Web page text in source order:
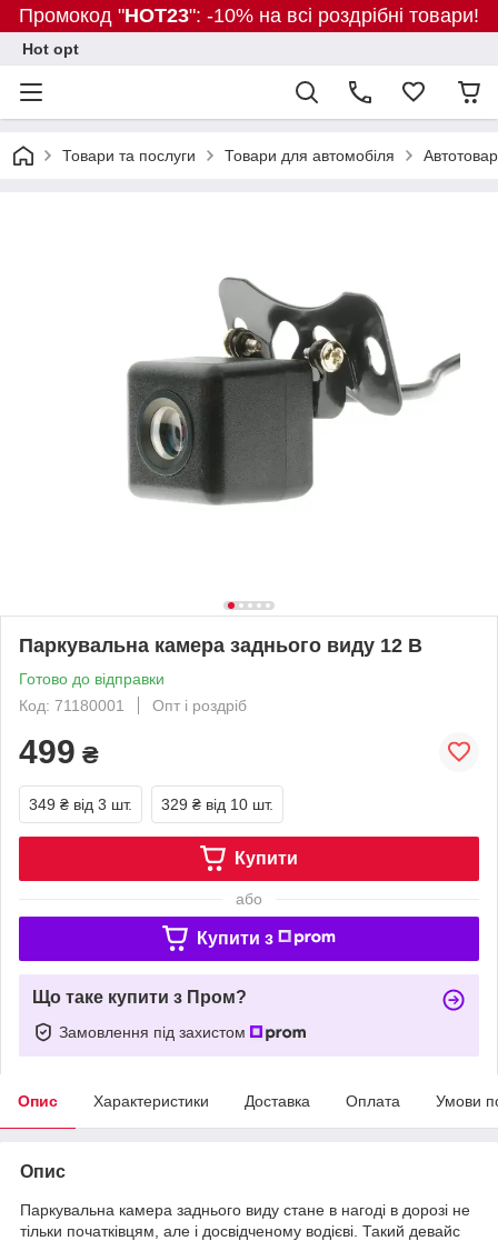
Промокод "HOT23": -10% на всі роздрібні товари!
Hot opt
Товари та послуги Товари для автомобіля
Паркувальна камера заднього виду 12 В
Готово до відправки
Код: 71180001
Опт і роздріб
499 ₴
349 ₴ від 3 шт. 329 ₴ від 10 шт.
Купити
або
Купити з
Що таке купити з Пром?
Замовлення під захистом
Опис Характеристики Доставка Оплата Умови
Опис
Паркувальна камера заднього виду стане в нагоді в дорозі не
тільки початківцям, але і досвідченому водієві. Такий девайс